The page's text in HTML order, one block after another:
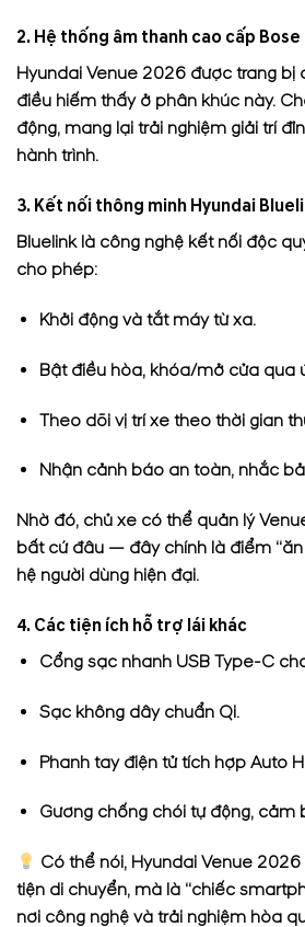
2. Hệ thống âm thanh cao cấp Bose
Hyundai Venue 2026 được trang bị
điều hiếm thấy ở phân khúc này.
động, mang lại trải nghiệm giải trí
hành trình.
3. Kết nối thông minh Hyundai
Bluelink là công nghệ kết nối độc
cho phép:
Khởi động và tắt máy từ xa.
Bật điều hòa, khóa/mở cửa qua
Theo dõi vị trí xe theo thời gian
Nhận cảnh báo an toàn, nhắc
Nhờ đó, chủ xe có thể quản lý
bất cứ đâu — đây chính là điểm
hệ người dùng hiện đại.
4. Các tiện ích hỗ trợ lái khác
Cổng sạc nhanh USB Type-C
Sạc không dây chuẩn Qi.
Phanh tay điện tử tích hợp Auto
Gương chống chói tự động, cảm
Có thể nói, Hyundai Venue
tiện di chuyển, mà là “chiếc
nơi công nghệ và trải nghiệm hòa